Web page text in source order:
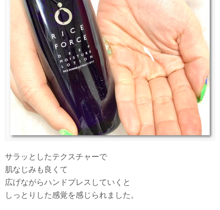
サラッとしたテクスチャーで
肌なじみも良くて
広げながらハンドプレスしていくと
しっとりした感覚を感じられました。